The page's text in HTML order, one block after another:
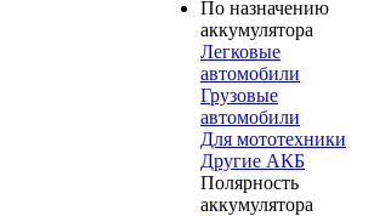
По назначению
аккумулятора
Легковые
автомобили
Грузовые
автомобили
Для мототехники
Другие АКБ
Полярность
аккумулятора